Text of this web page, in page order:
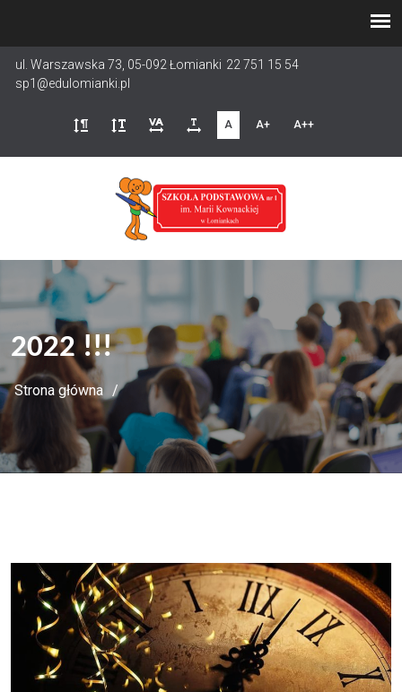
treści
ul. Warszawska 73, 05-092 Łomianki 22 751 15 54
sp1@edulomianki.pl
A A+ A++
2022 !!!
Strona główna